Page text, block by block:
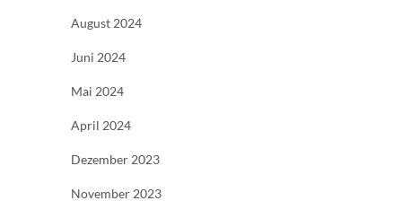
August 2024
Juni 2024
Mai 2024
April 2024
Dezember 2023
November 2023